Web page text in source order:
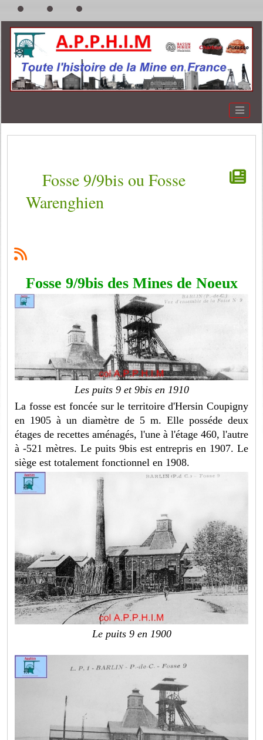
Fosse 9/9bis ou Fosse
Warenghien
Fosse 9/9bis des Mines de Noeux
Les puits 9 et 9bis en 1910
La fosse est foncée sur le territoire d'Hersin Coupigny
en 1905 à un diamètre de 5 m. Elle posséde deux
étages de recettes aménagés, l'une à l'étage 460, l'autre
à -521 mètres. Le puits 9bis est entrepris en 1907. Le
siège est totalement fonctionnel en 1908.
Le puits 9 en 1900